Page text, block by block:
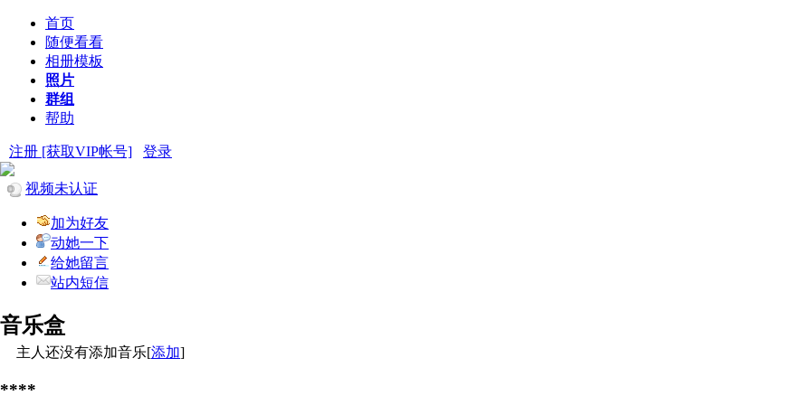
首页
随便看看
相册模板
照片
群组
帮助
注册 [获取VIP帐号] 登录
视频未认证
加为好友
动她一下
给她留言
站内短信
音乐盒
主人还没有添加音乐[添加]
****